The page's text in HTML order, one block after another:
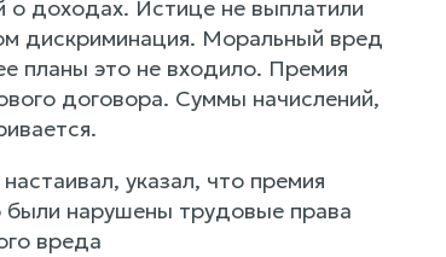
о доходах. Истице не выплатили
дискриминация. Моральный вред
планы это не входило. Премия
договора. Суммы начислений,
указал, что премия
были нарушены трудовые права
вреда